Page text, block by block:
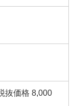
抜価格 8,000